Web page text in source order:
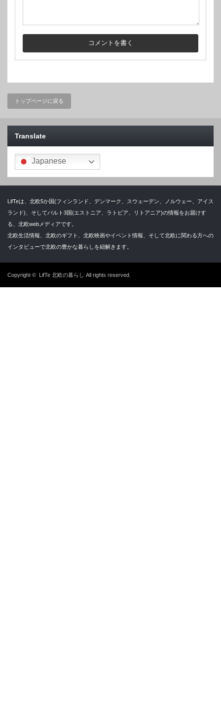
トップページに戻る
Translate
Japanese
LifTeは、北欧5か国(フィンランド、デンマーク、スウェーデン、ノルウェー、アイス
ランド)、そしてバルト3国(エストニア、ラトビア、リトアニア)の情報をお届けす
る、北欧webメディアです。
北欧生活情報、北欧のギフト、北欧映画やイベント情報、そして北欧に関わる方への
インタビューで北欧の豊かな暮らしを紐解きます。
Copyright © LifTe 北欧の暮らし All rights reserved.